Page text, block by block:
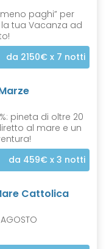
paghi” per
tua Vacanza ad
da 2150€ x 7 notti
pineta di oltre 20
al mare e un
da 459€ x 3 notti
Cattolica